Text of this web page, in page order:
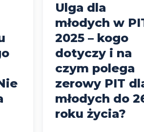
Ulga dla
młodych w
2025 – kogo
dotyczy i na
czym polega
zerowy PIT
młodych do
roku życia?